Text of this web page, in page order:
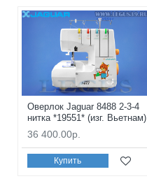
Оверлок Jaguar 8488 2-3-4
нитка *19551* (изг. Вьетнам)
36 400.00р.
Купить